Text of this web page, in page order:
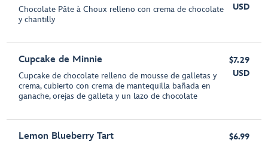
Chocolate Pâte à Choux relleno con crema de chocolate
y chantilly
USD
Cupcake de Minnie
Cupcake de chocolate relleno de mousse de galletas y
crema, cubierto con crema de mantequilla bañada en
ganache, orejas de galleta y un lazo de chocolate
$7.29
USD
Lemon Blueberry Tart
$6.99